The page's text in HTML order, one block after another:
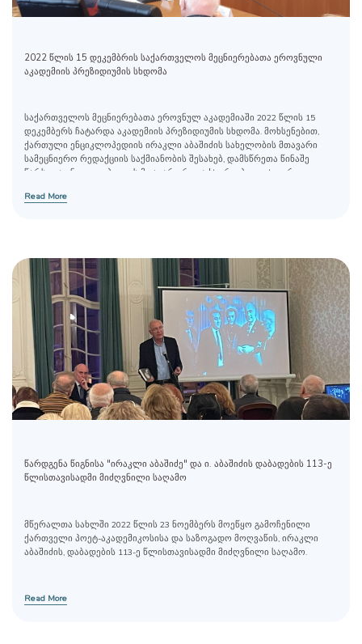
2022 წლის 15 დეკემბრის საქართველოს მეცნიერებათა ეროვნული
აკადემიის პრეზიდიუმის სხდომა
საქართველოს მეცნიერებათა ეროვნულ აკადემიაში 2022 წლის 15
დეკემბერს ჩატარდა აკადემიის პრეზიდიუმის სხდომა. მოხსენებით,
ქართული ენციკლოპედიის ირაკლი აბაშიძის სახელობის მთავარი
სამეცნიერო რედაქციის საქმიანობის შესახებ, დამსწრეთა წინაშე
წარსდგა ენციკლოპედიის მთავარი რედაქტორი, პოლიტიკურ
Read More
წარდგენა წიგნისა "ირაკლი აბაშიძე" და ი. აბაშიძის დაბადების 113-ე
წლისთავისადმი მიძღვნილი საღამო
მწერალთა სახლში 2022 წლის 23 ნოემბერს მოეწყო გამოჩენილი
ქართველი პოეტ-აკადემიკოსისა და საზოგადო მოღვაწის, ირაკლი
აბაშიძის, დაბადების 113-ე წლისთავისადმი მიძღვნილი საღამო.
Read More